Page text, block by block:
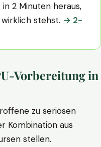
in 2 Minuten heraus,
stehst. → 2-
Vorbereitung in
zu seriösen
Kombination aus
stellen.